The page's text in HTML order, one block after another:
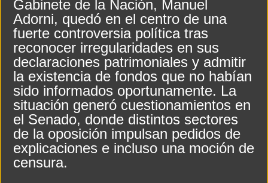
Flávio Bolsonaro culpó a Lula da Silva de la crisis con Argentina y a su
Divisiones Inferiores de la Liga Santiagueña: Cronograma de la segunda fecha
Gabinete de la Nación, Manuel
Adorni, quedó en el centro de una
fuerte controversia política tras
reconocer irregularidades en sus
declaraciones patrimoniales y admitir
la existencia de fondos que no habían
sido informados oportunamente. La
situación generó cuestionamientos en
el Senado, donde distintos sectores
de la oposición impulsan pedidos de
explicaciones e incluso una moción de
censura.